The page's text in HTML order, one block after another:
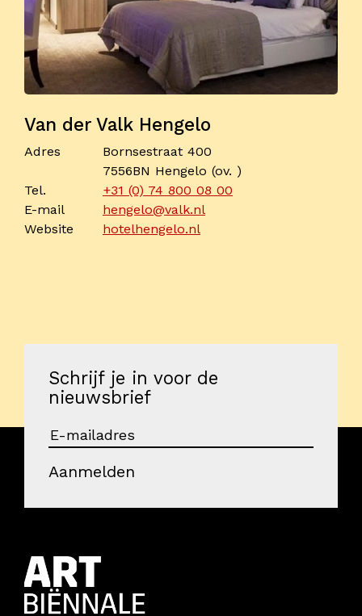
Van der Valk Hengelo
Adres
Bornsestraat 400
7556BN Hengelo (ov. )
Tel.
+31 (0) 74 800 08 00
E-mail
hengelo@valk.nl
Website
hotelhengelo.nl
Schrijf je in voor de
nieuwsbrief
Aanmelden